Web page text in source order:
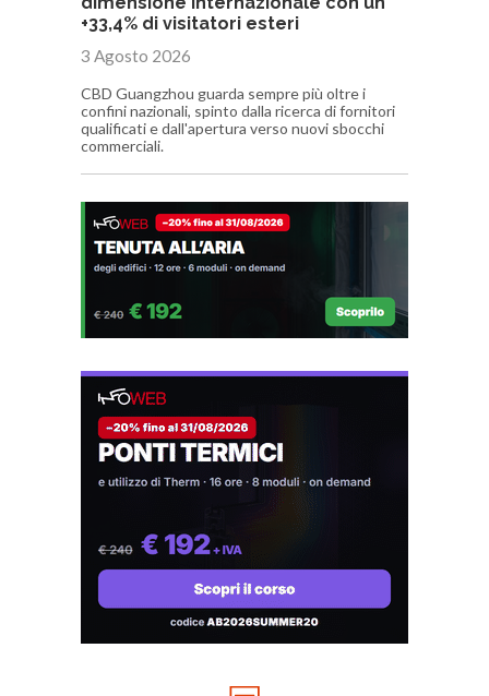
+33,4% di visitatori esteri
3 Agosto 2026
CBD Guangzhou guarda sempre più oltre i
confini nazionali, spinto dalla ricerca di fornitori
qualificati e dall'apertura verso nuovi sbocchi
commerciali.